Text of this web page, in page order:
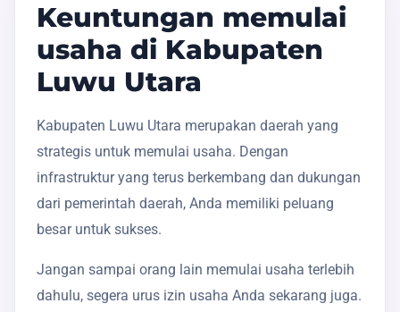
Keuntungan memulai
usaha di Kabupaten
Luwu Utara
Kabupaten Luwu Utara merupakan daerah yang
strategis untuk memulai usaha. Dengan
infrastruktur yang terus berkembang dan dukungan
dari pemerintah daerah, Anda memiliki peluang
besar untuk sukses.
Jangan sampai orang lain memulai usaha terlebih
dahulu, segera urus izin usaha Anda sekarang juga.